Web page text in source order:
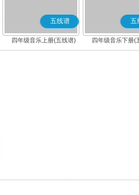
五线谱
四年级音乐上册(五线谱)
五
四年级音乐下册(